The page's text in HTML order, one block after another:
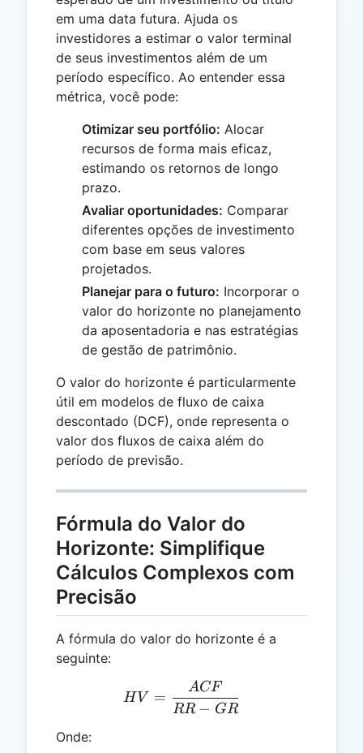
em uma data futura. Ajuda os
investidores a estimar o valor terminal
de seus investimentos além de um
período específico. Ao entender essa
métrica, você pode:
Otimizar seu portfólio: Alocar
recursos de forma mais eficaz,
estimando os retornos de longo
prazo.
Avaliar oportunidades: Comparar
diferentes opções de investimento
com base em seus valores
projetados.
Planejar para o futuro: Incorporar o
valor do horizonte no planejamento
da aposentadoria e nas estratégias
de gestão de patrimônio.
O valor do horizonte é particularmente
útil em modelos de fluxo de caixa
descontado (DCF), onde representa o
valor dos fluxos de caixa além do
período de previsão.
Fórmula do Valor do
Horizonte: Simplifique
Cálculos Complexos com
Precisão
A fórmula do valor do horizonte é a
seguinte:
HV = \frac{ACF}{RR -
H V =
RR − GR
ACF
Onde: